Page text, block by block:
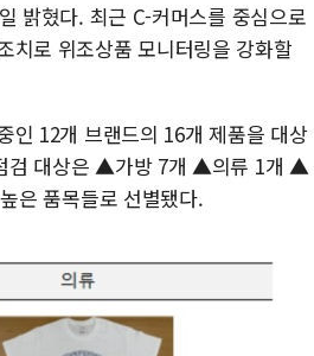
밝혔다. 최근 C-커머스를 중심으로
치로 위조상품 모니터링을 강화할
인 12개 브랜드의 16개 제품을 대상
검 대상은 ▲가방 7개 ▲의류 1개 ▲
은 품목들로 선별됐다.